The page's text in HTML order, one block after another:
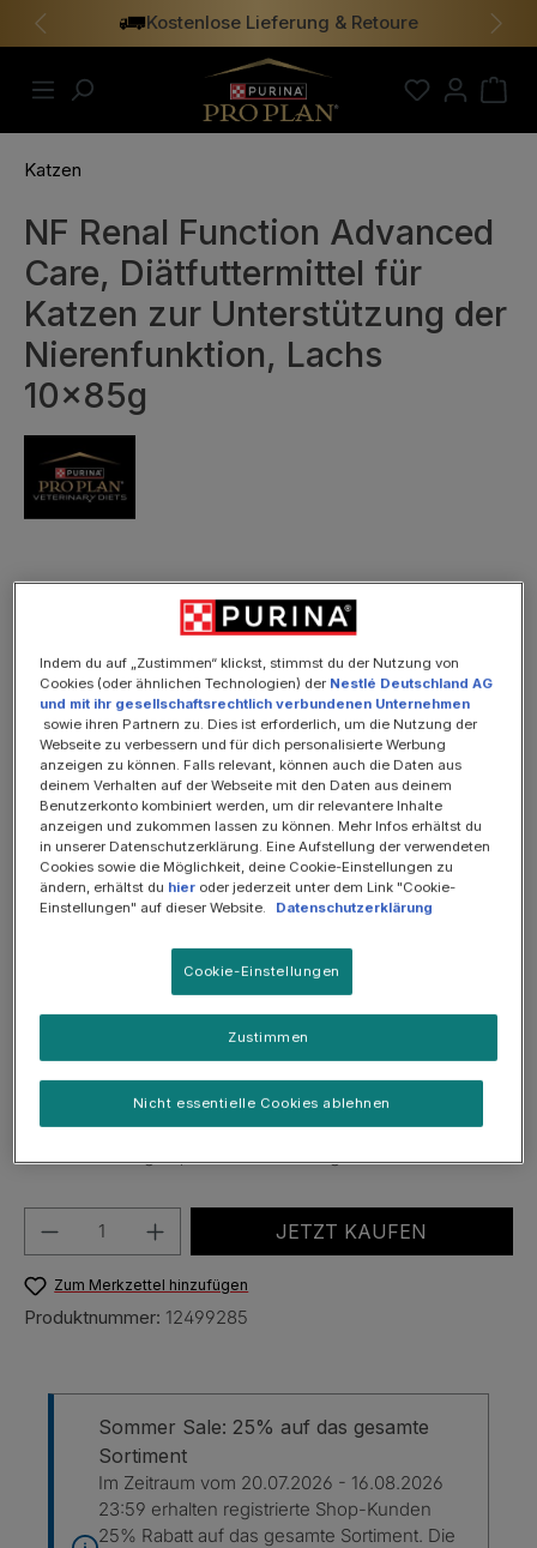
springen Kostenlose Lieferung & Retoure
Vorheriges
Katzen
NF Renal Function Advanced
Care, Diätfuttermittel für
Katzen zur Unterstützung der
Nierenfunktion, Lachs
10x85g
Bildergalerie überspringen
SOMMER-SALE: 25%
850 Gramm(1,41 € / 100 Gramm)
Produkt Anzahl: Gib den gewünschten
JETZT KAUFEN
Zum Merkzettel hinzufügen
Produktnummer: 12499285
Sommer Sale: 25% auf das gesamte
Sortiment
Im Zeitraum vom 20.07.2026 - 16.08.2026
23:59 erhalten registrierte Shop-Kunden
25% Rabatt auf das gesamte Sortiment. Die
Indem du auf „Zustimmen“ klickst, stimmst du der Nutzung von
Cookies (oder ähnlichen Technologien) der Nestlé Deutschland AG
und mit ihr gesellschaftsrechtlich verbundenen Unternehmen
sowie ihren Partnern zu. Dies ist erforderlich, um die Nutzung der
Webseite zu verbessern und für dich personalisierte Werbung
anzeigen zu können. Falls relevant, können auch die Daten aus
deinem Verhalten auf der Webseite mit den Daten aus deinem
Benutzerkonto kombiniert werden, um dir relevantere Inhalte
anzeigen und zukommen lassen zu können. Mehr Infos erhältst du
in unserer Datenschutzerklärung. Eine Aufstellung der verwendeten
Cookies sowie die Möglichkeit, deine Cookie-Einstellungen zu
ändern, erhältst du hier oder jederzeit unter dem Link "Cookie-
Einstellungen" auf dieser Website.
Datenschutzerklärung
Cookie-Einstellungen
Nicht essentielle Cookies ablehnen
Zustimmen